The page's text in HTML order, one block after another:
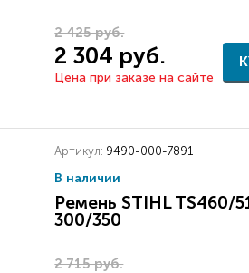
2 425 руб.
2 304 руб.
Цена при заказе на сайте
Артикул: 9490-000-7891
В наличии
Ремень STIHL TS460/
300/350
2 715 руб.